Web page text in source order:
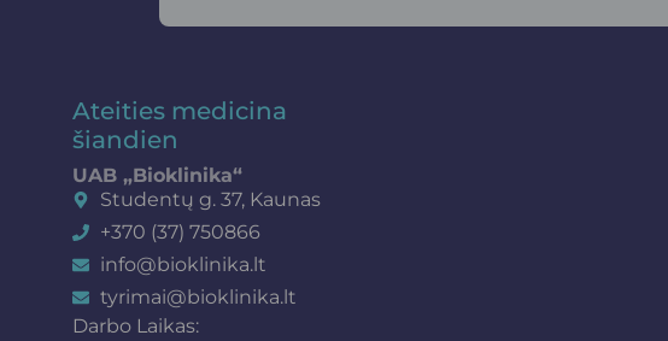
Ateities medicina
šiandien
UAB „Bioklinika“
Studentų g. 37, Kaunas
+370 (37) 750866
info@bioklinika.lt
tyrimai@bioklinika.lt
Darbo Laikas: